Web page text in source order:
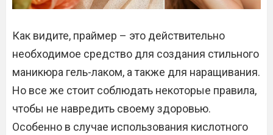
Как видите, праймер – это действительно
необходимое средство для создания стильного
маникюра гель-лаком, а также для наращивания.
Но все же стоит соблюдать некоторые правила,
чтобы не навредить своему здоровью.
Особенно в случае использования кислотного